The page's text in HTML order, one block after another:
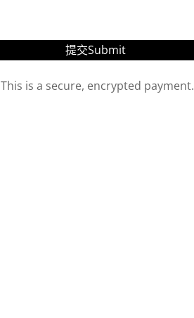
提交Submit
Press enter to purchase
This is a secure, encrypted payment.